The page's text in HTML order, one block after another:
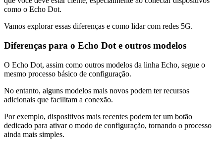
como o Echo Dot.
Vamos explorar essas diferenças e como lidar com redes 5G.
Diferenças para o Echo Dot e outros modelos
O Echo Dot, assim como outros modelos da linha Echo, segue o
mesmo processo básico de configuração.
No entanto, alguns modelos mais novos podem ter recursos
adicionais que facilitam a conexão.
Por exemplo, dispositivos mais recentes podem ter um botão
dedicado para ativar o modo de configuração, tornando o processo
ainda mais simples.